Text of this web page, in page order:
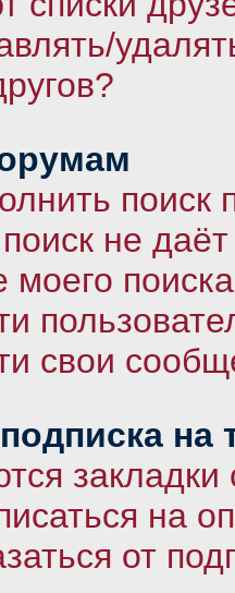
не даёт
моего
свои
на
закладки
на
от